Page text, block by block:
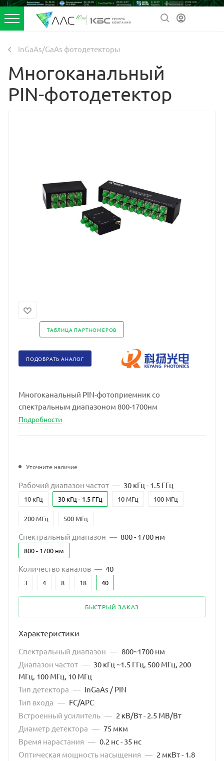
InGaAs/GaAs фотодетекторы
Многоканальный
PIN-фотодетектор
ТАБЛИЦА ПАРТНОМЕРОВ
ПОДОБРАТЬ АНАЛОГ
Многоканальный PIN-фотоприемник со
спектральным диапазоном 800-1700нм
Подробности
Уточните наличие
Рабочий диапазон частот — 30 кГц - 1.5 ГГц
10 кГц 30 кГц - 1.5 ГГц 10 МГц 100 МГц
200 МГц 500 МГц
Спектральный диапазон — 800 - 1700 нм
800 - 1700 нм
Количество каналов — 40
3 4 8 18 40
БЫСТРЫЙ ЗАКАЗ
Характеристики
Спектральный диапазон — 800~1700 нм
Диапазон частот — 30 кГц ~1.5 ГГц, 500 МГц, 200
МГц, 100 МГц, 10 МГц
Тип детектора — InGaAs / PIN
Тип входа — FC/APC
Встроенный усилитель — 2 кВ/Вт - 2.5 МВ/Вт
Диаметр детектора — 75 мкм
Время нарастания — 0.2 нс - 35 нс
Оптическая мощность насыщения — 2 мкВт - 1.8